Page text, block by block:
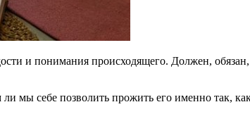
и понимания происходящего. Должен,
позволить прожить его именно так, как